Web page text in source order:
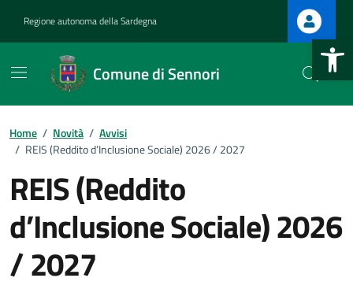
Apri la
Regione autonoma della Sardegna
Comune di Sennori
Home / Novità / Avvisi
/ REIS (Reddito d’Inclusione Sociale) 2026 / 2027
REIS (Reddito
d’Inclusione Sociale) 2026
/ 2027